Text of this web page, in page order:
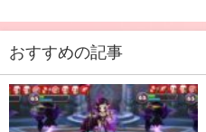
おすすめの記事